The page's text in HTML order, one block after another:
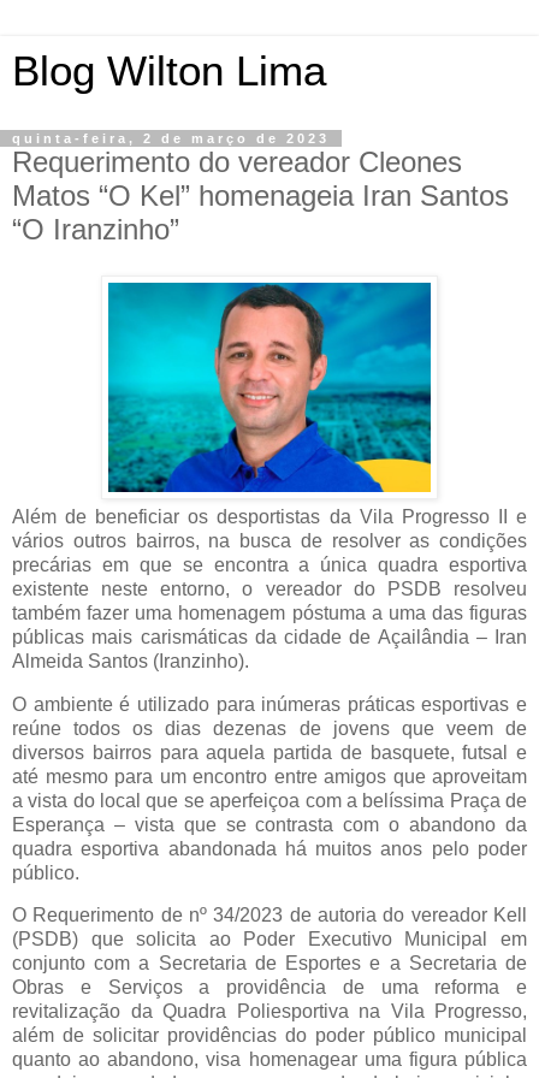
Blog Wilton Lima
quinta-feira, 2 de março de 2023
Requerimento do vereador Cleones
Matos “O Kel” homenageia Iran Santos
“O Iranzinho”
Além de beneficiar os desportistas da Vila Progresso II e
vários outros bairros, na busca de resolver as condições
precárias em que se encontra a única quadra esportiva
existente neste entorno, o vereador do PSDB resolveu
também fazer uma homenagem póstuma a uma das figuras
públicas mais carismáticas da cidade de Açailândia – Iran
Almeida Santos (Iranzinho).
O ambiente é utilizado para inúmeras práticas esportivas e
reúne todos os dias dezenas de jovens que veem de
diversos bairros para aquela partida de basquete, futsal e
até mesmo para um encontro entre amigos que aproveitam
a vista do local que se aperfeiçoa com a belíssima Praça de
Esperança – vista que se contrasta com o abandono da
quadra esportiva abandonada há muitos anos pelo poder
público.
O Requerimento de nº 34/2023 de autoria do vereador Kell
(PSDB) que solicita ao Poder Executivo Municipal em
conjunto com a Secretaria de Esportes e a Secretaria de
Obras e Serviços a providência de uma reforma e
revitalização da Quadra Poliesportiva na Vila Progresso,
além de solicitar providências do poder público municipal
quanto ao abandono, visa homenagear uma figura pública